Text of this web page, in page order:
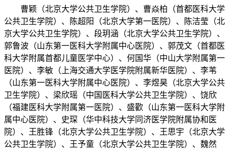
曹颖（北京大学公共卫生学院）、曹焱柏（首都医科大学
公共卫生学院）、陈超阳（北京大学第一医院）、陈洁莹（北
京大学公共卫生学院）、段玥涵（北京大学公共卫生学院）、
郭鲁波（山东第一医科大学附属中心医院）、郭茂文（首都医
科大学附属首都儿童医学中心）、何国华（中山大学附属第一
医院）、李敏（上海交通大学医学院附属新华医院）、李苇
（山东第一医科大学附属中心医院）、李煜昊（北京大学公共
卫生学院）、梁欣瑶（中国医科大学公共卫生学院）、饶欣
（福建医科大学附属第一医院）、盛歡（山东第一医科大学附
属中心医院）、史琛（华中科技大学同济医学院附属协和医
院）、王胜锋（北京大学公共卫生学院）、王思宇（北京大学
公共卫生学院）、王予童（北京大学公共卫生学院）、魏然